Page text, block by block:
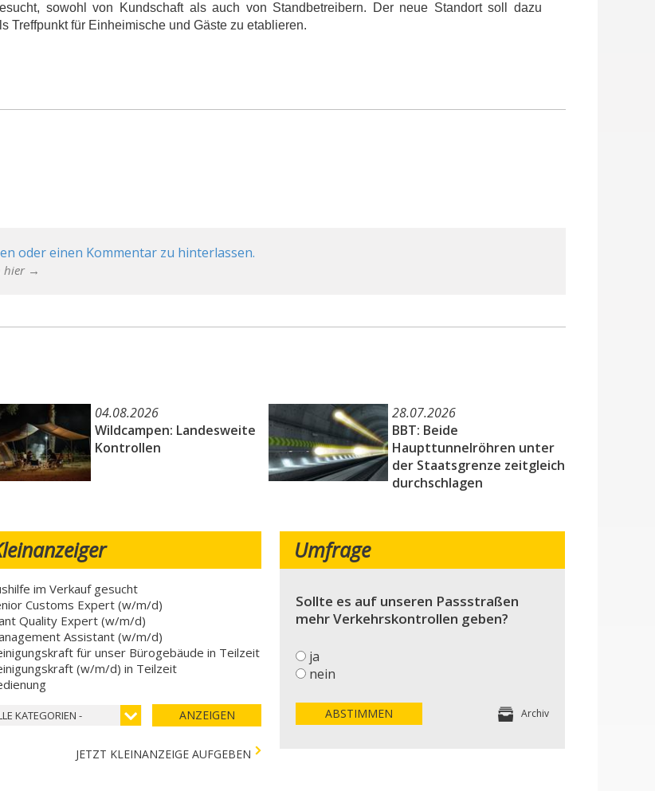
sowohl von Kundschaft als auch von Standbetreibern. Der neue Standort soll dazu
Treffpunkt für Einheimische und Gäste zu etablieren.
oder einen Kommentar zu hinterlassen.
hier →
04.08.2026
Wildcampen: Landesweite
Kontrollen
28.07.2026
BBT: Beide
Haupttunnelröhren unter
der Staatsgrenze zeitgleich
durchschlagen
im Verkauf gesucht
Customs Expert (w/m/d)
Quality Expert (w/m/d)
Assistant (w/m/d)
für unser Bürogebäude in Teilzeit
(w/m/d) in Teilzeit
KATEGORIEN - ANZEIGEN
JETZT KLEINANZEIGE AUFGEBEN
Umfrage
Sollte es auf unseren Passstraßen
mehr Verkehrskontrollen geben?
ja
nein
ABSTIMMEN Archiv